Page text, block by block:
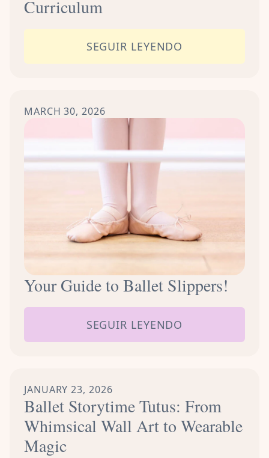
Curriculum
SEGUIR LEYENDO
MARCH 30, 2026
Your Guide to Ballet Slippers!
SEGUIR LEYENDO
JANUARY 23, 2026
Ballet Storytime Tutus: From
Whimsical Wall Art to Wearable
Magic